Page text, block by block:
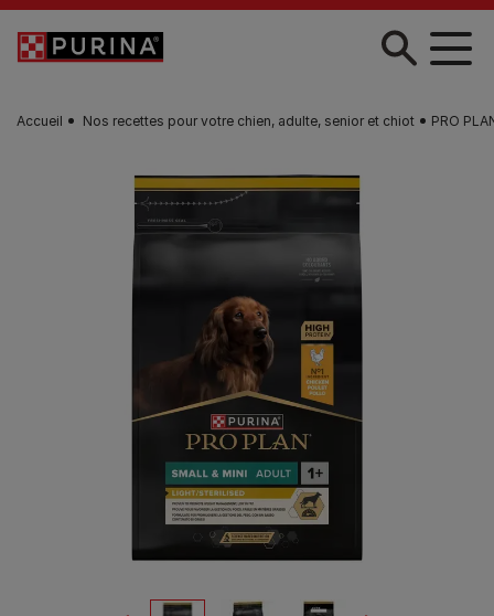
Skip to main content
Accueil Nos recettes pour votre chien, adulte, senior et chiot PRO